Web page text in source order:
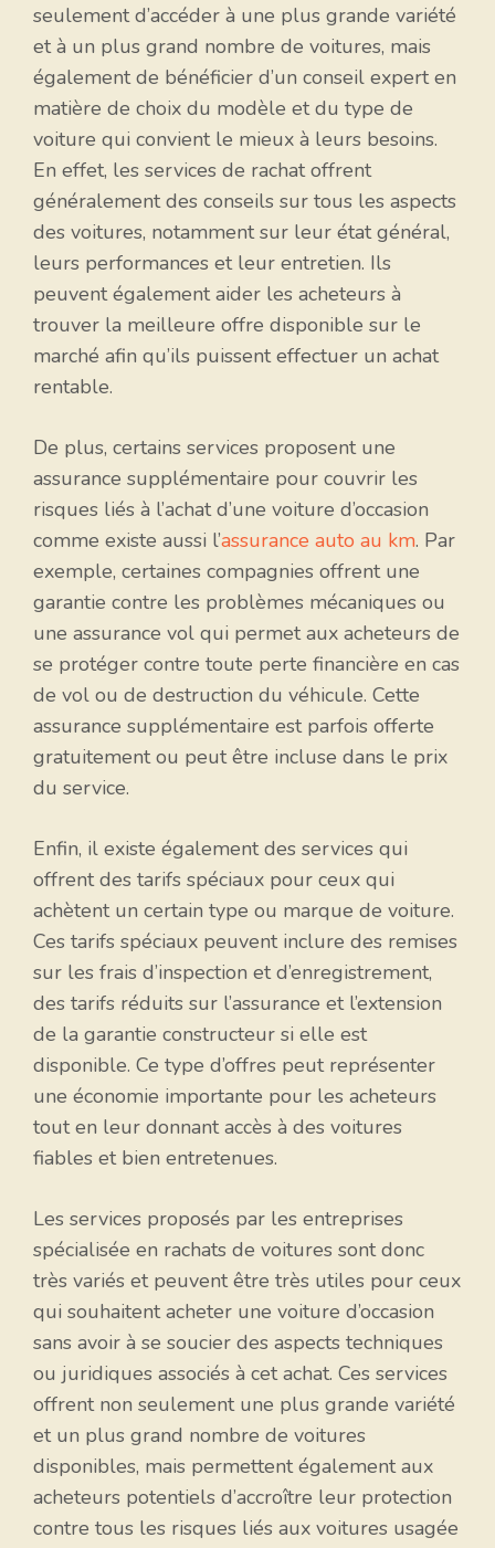
seulement d’accéder à une plus grande variété
et à un plus grand nombre de voitures, mais
également de bénéficier d’un conseil expert en
matière de choix du modèle et du type de
voiture qui convient le mieux à leurs besoins.
En effet, les services de rachat offrent
généralement des conseils sur tous les aspects
des voitures, notamment sur leur état général,
leurs performances et leur entretien. Ils
peuvent également aider les acheteurs à
trouver la meilleure offre disponible sur le
marché afin qu’ils puissent effectuer un achat
rentable.
De plus, certains services proposent une
assurance supplémentaire pour couvrir les
risques liés à l’achat d’une voiture d’occasion
comme existe aussi l’assurance auto au km. Par
exemple, certaines compagnies offrent une
garantie contre les problèmes mécaniques ou
une assurance vol qui permet aux acheteurs de
se protéger contre toute perte financière en cas
de vol ou de destruction du véhicule. Cette
assurance supplémentaire est parfois offerte
gratuitement ou peut être incluse dans le prix
du service.
Enfin, il existe également des services qui
offrent des tarifs spéciaux pour ceux qui
achètent un certain type ou marque de voiture.
Ces tarifs spéciaux peuvent inclure des remises
sur les frais d’inspection et d’enregistrement,
des tarifs réduits sur l’assurance et l’extension
de la garantie constructeur si elle est
disponible. Ce type d’offres peut représenter
une économie importante pour les acheteurs
tout en leur donnant accès à des voitures
fiables et bien entretenues.
Les services proposés par les entreprises
spécialisée en rachats de voitures sont donc
très variés et peuvent être très utiles pour ceux
qui souhaitent acheter une voiture d’occasion
sans avoir à se soucier des aspects techniques
ou juridiques associés à cet achat. Ces services
offrent non seulement une plus grande variété
et un plus grand nombre de voitures
disponibles, mais permettent également aux
acheteurs potentiels d’accroître leur protection
contre tous les risques liés aux voitures usagée